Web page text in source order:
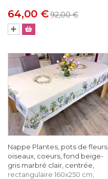
64,00 €92,00 €
Nappe Plantes, pots de fleurs,
oiseaux, coeurs, fond beige-
gris marbré clair, centrée,
rectangulaire 160x250 cm,